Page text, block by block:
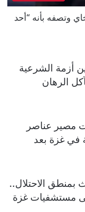
وتصفه بأنه “أحد
أزمة الشرعية
الرهان
مصير عناصر
في غزة بعد
الاحتلال..
مستشفيات غزة